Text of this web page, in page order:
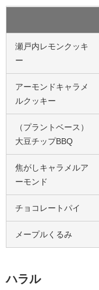
瀬戸内レモンクッキ
ー
アーモンドキャラメ
ルクッキー
（プラントベース）
大豆チップBBQ
焦がしキャラメルア
ーモンド
チョコレートパイ
メープルくるみ
ハラル